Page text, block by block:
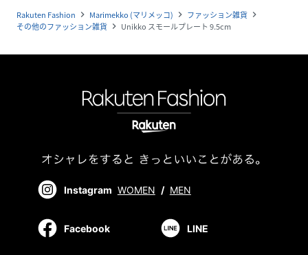
Rakuten Fashion navigate_next Marimekko (マリメッコ) navigate_next ファッション雑貨 navigate_next
その他のファッション雑貨 navigate_next Unikko スモールプレート 9.5cm
Instagram WOMEN / MEN
Facebook LINE